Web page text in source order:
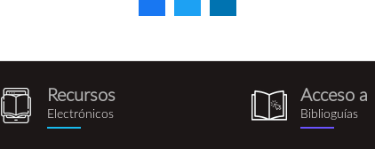
recursos_electronicos.png
Recursos
Electrónicos biblioguia.png
Acceso a
Biblioguías